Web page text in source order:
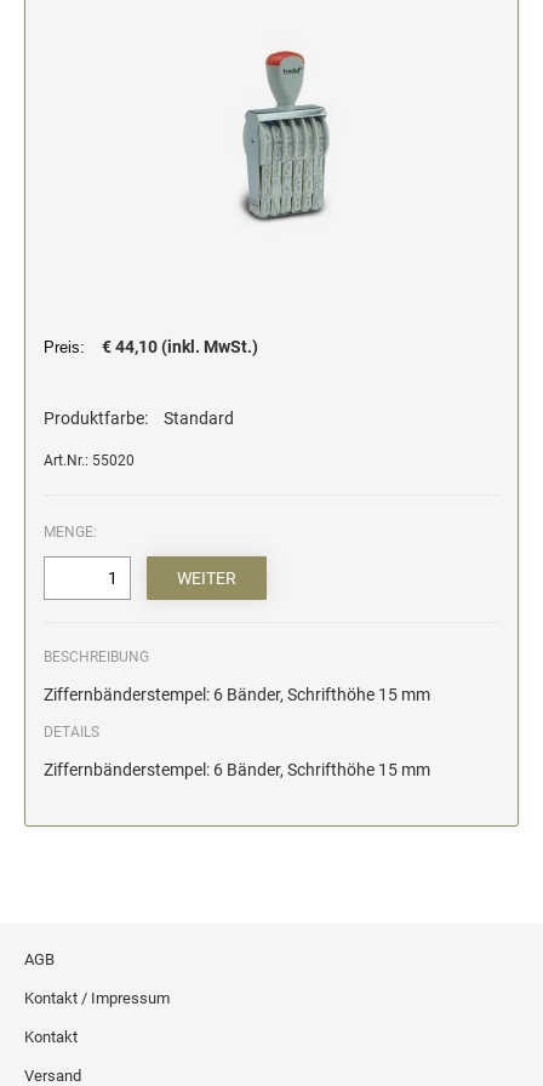
Preis: € 44,10 (inkl. MwSt.)
Produktfarbe: Standard
Art.Nr.: 55020
MENGE:
BESCHREIBUNG
Ziffernbänderstempel: 6 Bänder, Schrifthöhe 15 mm
DETAILS
Ziffernbänderstempel: 6 Bänder, Schrifthöhe 15 mm
AGB
Kontakt / Impressum
Kontakt
Versand